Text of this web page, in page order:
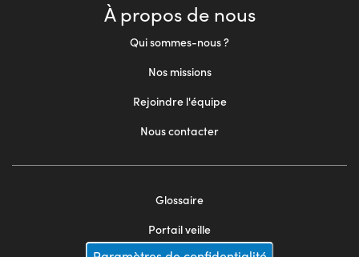
À propos de nous
Qui sommes-nous ?
Nos missions
Rejoindre l'équipe
Nous contacter
Glossaire
Portail veille